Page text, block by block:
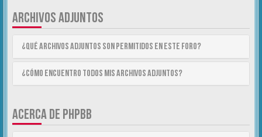
ARCHIVOS ADJUNTOS
¿Qué archivos adjuntos son permitidos en este foro?
¿Cómo encuentro todos mis archivos adjuntos?
ACERCA DE PHPBB